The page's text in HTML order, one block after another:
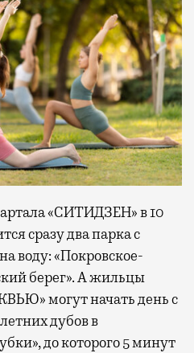
«СИТИДЗЕН» в 10
сразу два парка с
воду: «Покровское-
берег». А жильцы
могут начать день с
дубов в
до которого 5 минут